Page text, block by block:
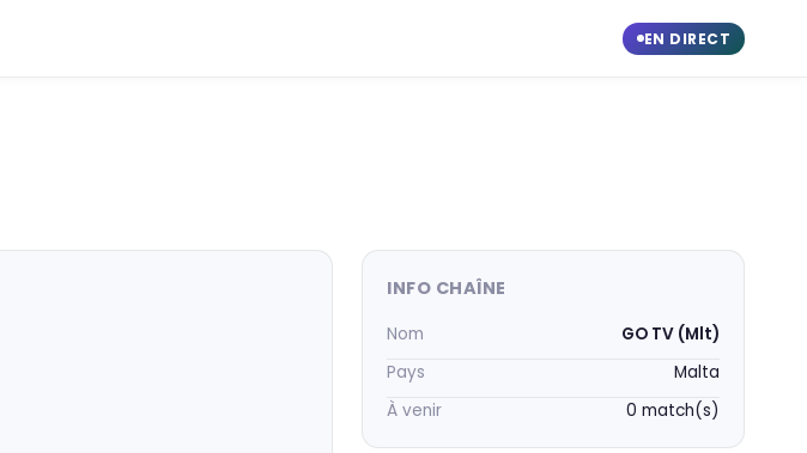
EN DIRECT
INFO CHAÎNE
Nom
GO TV (Mlt)
Pays
Malta
À venir
0 match(s)